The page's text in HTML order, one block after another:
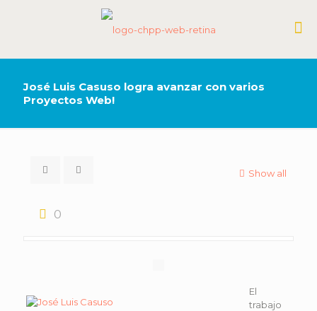
José Luis Casuso logra avanzar con varios
Proyectos Web!
Show all
0
El
trabajo